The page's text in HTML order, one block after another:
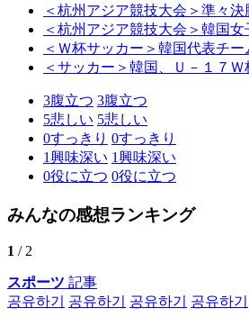
＜杭州アジア競技大会＞準々
＜杭州アジア競技大会＞韓国
＜Ｗ杯サッカー＞韓国代表チ
＜サッカー＞韓国、Ｕ－１７
3腹立つ 3腹立つ
5悲しい 5悲しい
0すっきり 0すっきり
1興味深い 1興味深い
0役に立つ 0役に立つ
みんなの感想ランキング
1 / 2
スポーツ 記事
공유하기
공유하기 공유하기 공유하기